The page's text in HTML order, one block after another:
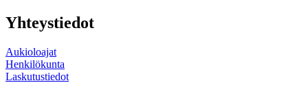
Yhteystiedot
Aukioloajat
Henkilökunta
Laskutustiedot